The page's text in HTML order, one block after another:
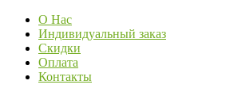
О Нас
Индивидуальный заказ
Скидки
Оплата
Контакты